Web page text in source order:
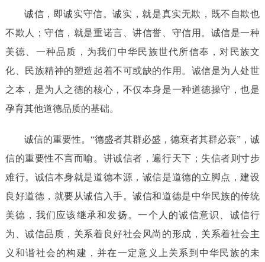
诚信，即诚实守信。诚实，就是真实无欺，既不自欺也
不欺人；守信，就是重诺言、讲信誉、守信用。诚信是一种
美德、一种品质，为我们中华民族世代所信奉，对民族文
化、民族精神的塑造起着不可或缺的作用。诚信是为人处世
之本，是为人之德的核心，不仅本身是一种道德操守，也是
孕育其他道德品质的基础。
诚信的重要性。“德盛者其群必盛，德衰者其群必衰”，诚
信的重要性不言而喻。讲诚信者，遍行天下；失信者则寸步
难行。诚信本身就是道德本源，诚信是道德的立脚点，建设
良好道德，就要从诚信入手。诚信和道德是中华民族的传统
美德，我们应该继承和发扬。一个人的诚信意识、诚信行
为、诚信品质，关系着良好社会风尚的形成，关系着社会主
义和谐社会的构建，并在一定意义上关系到中华民族的未